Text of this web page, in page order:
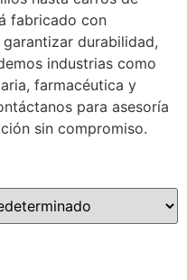
fabricado con
durabilidad,
industrias como
farmacéutica y
para asesoría
sin compromiso.